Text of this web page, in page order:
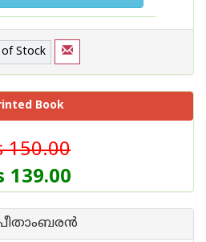
Stock
Book
150.00
139.00